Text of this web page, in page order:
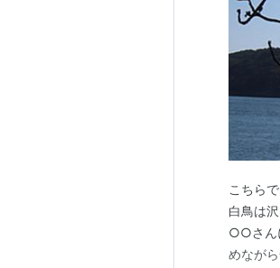
こちら
白鳥は
○○さん
めなが